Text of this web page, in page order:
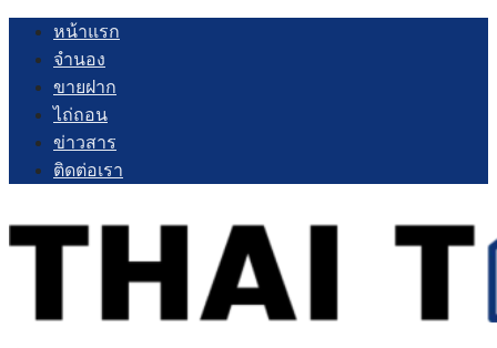
Skip
content
หน้าแรก
จำนอง
ขายฝาก
ไถ่ถอน
ข่าวสาร
ติดต่อเรา